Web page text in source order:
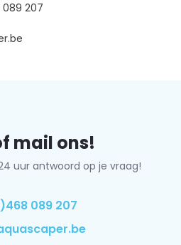
207
mail ons!
uur antwoord op je vraag!
089 207